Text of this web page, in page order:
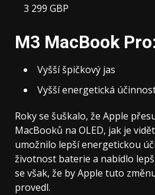
3 299 GBP
M3 MacBook
Vyšší špičkový jas
Vyšší energetická
Roky se šuškalo, že Apple
MacBooků na OLED, jak je
umožnilo lepší energetickou
životnost baterie a nabídlo
se však, že by Apple tuto
provedl.